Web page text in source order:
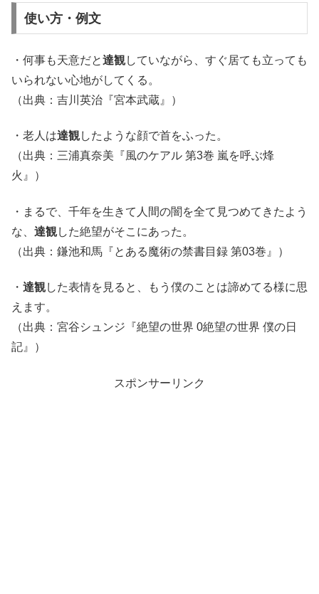
使い方・例文
・何事も天意だと達観していながら、すぐ居ても立っても
いられない心地がしてくる。
（出典：吉川英治『宮本武蔵』）
・老人は達観したような顔で首をふった。
（出典：三浦真奈美『風のケアル 第3巻 嵐を呼ぶ烽
火』）
・まるで、千年を生きて人間の闇を全て見つめてきたよう
な、 達観した絶望がそこにあった。
（出典：鎌池和馬『とある魔術の禁書目録 第03巻』）
・ 達観した表情を見ると、もう僕のことは諦めてる様に思
えます。
（出典：宮谷シュンジ『絶望の世界 0絶望の世界 僕の日
記』）
スポンサーリンク